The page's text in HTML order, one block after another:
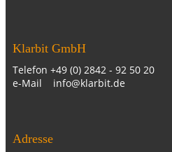
Klarbit GmbH
Telefon +49 (0) 2842 - 92 50 20
e-Mail info@klarbit.de
Adresse